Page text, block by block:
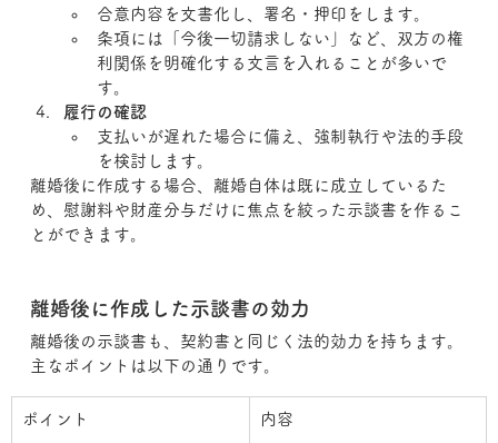
合意内容を文書化し、署名・押印をします。
条項には「今後一切請求しない」など、双方の権
利関係を明確化する文言を入れることが多いで
す。
履行の確認
支払いが遅れた場合に備え、強制執行や法的手段
を検討します。
離婚後に作成する場合、離婚自体は既に成立しているた
め、慰謝料や財産分与だけに焦点を絞った示談書を作るこ
とができます。
離婚後に作成した示談書の効力
離婚後の示談書も、契約書と同じく法的効力を持ちます。
主なポイントは以下の通りです。
ポイント 内容